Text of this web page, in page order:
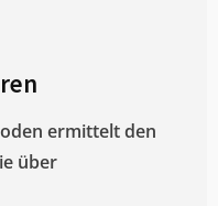
ermittelt den
über